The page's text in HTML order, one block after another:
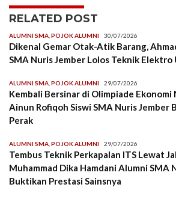
RELATED POST
ALUMNI SMA POJOK ALUMNI 30/07/2026
Dikenal Gemar Otak-Atik Barang,
SMA Nuris Jember Lolos Teknik
ALUMNI SMA POJOK ALUMNI 29/07/2026
Kembali Bersinar di Olimpiade Ekonomi
Ainun Rofiqoh Siswi SMA Nuris Jember
Perak
ALUMNI SMA POJOK ALUMNI 29/07/2026
Tembus Teknik Perkapalan ITS Lewat
Muhammad Dika Hamdani Alumni SMA
Buktikan Prestasi Sainsnya